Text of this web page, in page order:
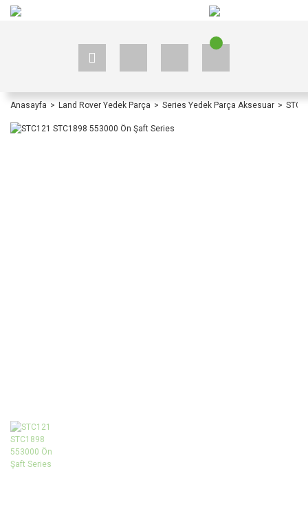
Anasayfa Land Rover Yedek Parça Series Yedek Parça Aksesuar